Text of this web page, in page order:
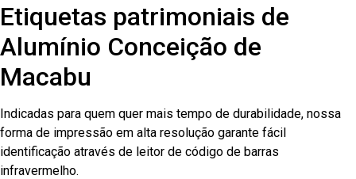
Etiquetas patrimoniais de
Alumínio Conceição de
Macabu
Indicadas para quem quer mais tempo de durabilidade, nossa
forma de impressão em alta resolução garante fácil
identificação através de leitor de código de barras
infravermelho.